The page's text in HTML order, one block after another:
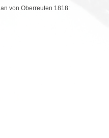
von Oberreuten 1818: